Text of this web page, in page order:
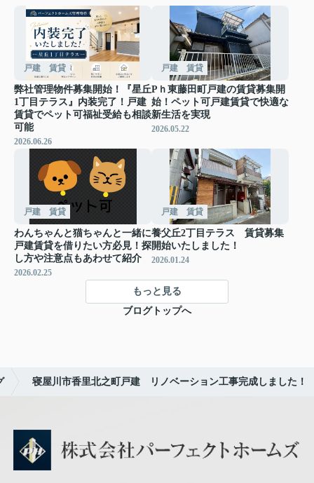
戸建 賃貸
弊社管理物件募集開始！『星丘
1丁目テラス』内装完了！戸建
賃貸でペット可福祉受給も相談
可能
2026.06.26
戸建 賃貸
Pｈ東藤田町戸建の賃貸募集開
始！ペット可戸建賃貸で快適な
新生活を実現
2026.05.22
戸建 賃貸
わんちゃんと猫ちゃんと一緒に
戸建賃貸を借りたい方必見！探
し方や注意点もあわせて紹介
2026.02.25
戸建 賃貸
養父丘2丁目テラス 賃貸募集
開始いたしました！
2026.01.24
もっと見る
ブログトップへ
寝屋川市香里北之町戸建 リノベーション工事完成しました！